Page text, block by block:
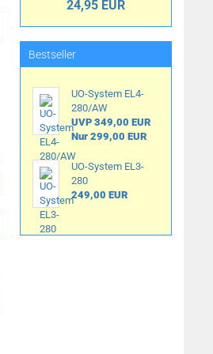
24,95 EUR
Bestseller
UO-System EL4-
280/AW
UVP 349,00 EUR
Nur 299,00 EUR
UO-System EL3-
280
249,00 EUR